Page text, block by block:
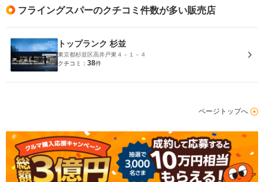
フライングスパーのクチコミ件数が多い販売店
トップランク 杉並
東京都杉並区高井戸東４－１－４
クチコミ： 38件
ページトップへ